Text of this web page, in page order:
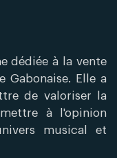
dédiée à la vente
Elle a
de valoriser la
à l'opinion
musical et